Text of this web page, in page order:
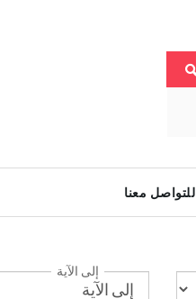
للتواصل معنا
إلى الآية